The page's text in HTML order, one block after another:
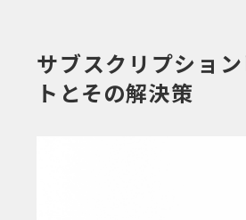
サブスクリプショ
トとその解決策